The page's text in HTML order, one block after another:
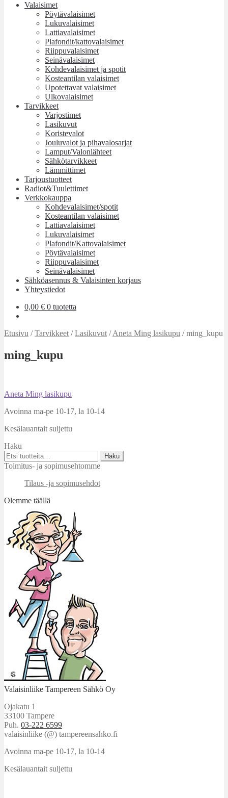
Valaisimet
Pöytävalaisimet
Lukuvalaisimet
Lattiavalaisimet
Plafondit/kattovalaisimet
Riippuvalaisimet
Seinävalaisimet
Kohdevalaisimet ja spotit
Kosteantilan valaisimet
Upotettavat valaisimet
Ulkovalaisimet
Tarvikkeet
Varjostimet
Lasikuvut
Koristevalot
Jouluvalot ja pihavalosarjat
Lamput/Valonlähteet
Sähkötarvikkeet
Lämmittimet
Tarjoustuotteet
Radiot&Tuulettimet
Verkkokauppa
Kohdevalaisimet/spotit
Kosteantilan valaisimet
Lattiavalaisimet
Lukuvalaisimet
Plafondit/Kattovalaisimet
Pöytävalaisimet
Riippuvalaisimet
Seinävalaisimet
Sähköasennus & Valaisinten korjaus
Yhteystiedot
0,00 € 0 tuotetta
Etusivu /Tarvikkeet /Lasikuvut /Aneta Ming lasikupu /ming_kupu
ming_kupu
Artikkelien
selaus
Edellinen
Aneta Ming lasikupu
Avoinna ma-pe 10-17, la 10-14
Kesälauantait suljettu
Haku
Etsi:
Haku
Toimitus- ja sopimusehtomme
Tilaus -ja sopimusehdot
Olemme täällä
Valaisinliike Tampereen Sähkö Oy
Ojakatu 1
33100 Tampere
Puh. 03-222 6599
valaisinliike (@) tampereensahko.fi
Avoinna ma-pe 10-17, la 10-14
Kesälauantait suljettu